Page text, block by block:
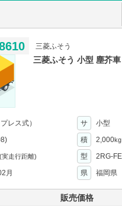
三菱ふそう
三菱ふそう 小型 塵芥
レス式） サ
小型
積 2,000kg
(実走行距離) 型
2RG-
月 県 福岡県
販売価格